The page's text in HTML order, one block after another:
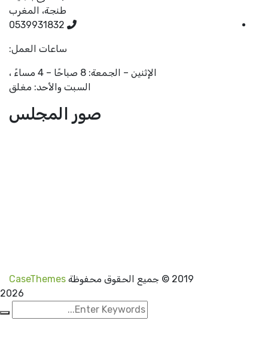
طنجة، المغرب
0539931832
ساعات العمل:
الإثنين – الجمعة: 8 صباحًا – 4 مساءً ،
السبت والأحد: مغلق
صور المجلس
2019© جميع الحقوق محفوظةCaseThemes
2026